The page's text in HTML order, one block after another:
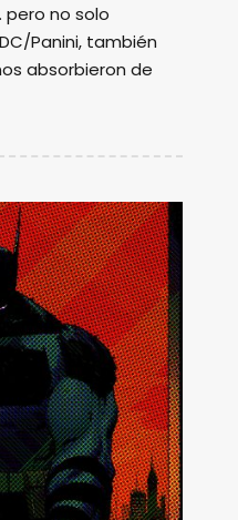
pero no solo
Panini, también
absorbieron de